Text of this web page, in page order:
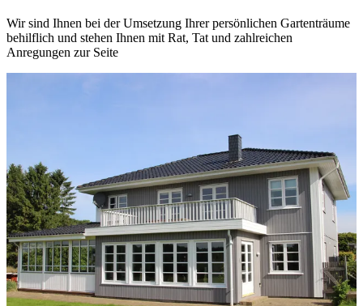
Wir sind Ihnen bei der Umsetzung Ihrer persönlichen Gartenträume
behilflich und stehen Ihnen mit Rat, Tat und zahlreichen
Anregungen zur Seite